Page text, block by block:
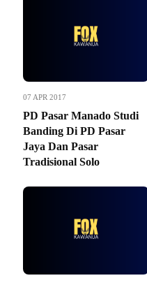
07 APR 2017
PD Pasar Manado Studi
Banding Di PD Pasar
Jaya Dan Pasar
Tradisional Solo